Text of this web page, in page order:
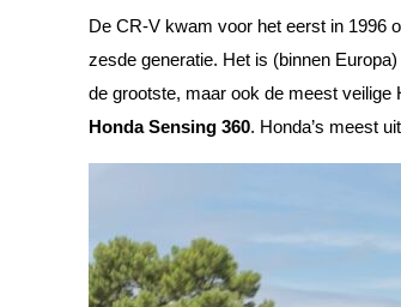
De CR-V kwam voor het eerst in 1996
zesde generatie. Het is (binnen
de grootste, maar ook de meest veilige
Honda Sensing 360. Honda’s meest